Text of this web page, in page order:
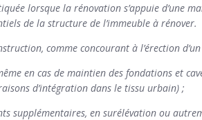
lorsque la rénovation s’appuie d’une
de la structure de l’immeuble à rénover.
comme concourant à l’érection
en cas de maintien des fondations et
d’intégration dans le tissu urbain) ;
supplémentaires, en surélévation ou